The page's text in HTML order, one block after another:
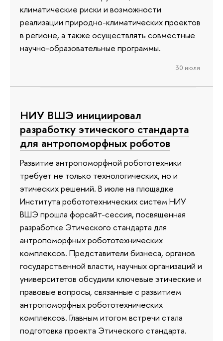
климатические риски и возможности
реализации природно-климатических проектов
в регионе, а также осуществлять совместные
научно-образовательные программы.
30 июля
НИУ ВШЭ инициировал
разработку этического стандарта
для антропоморфных роботов
Развитие антропоморфной робототехники
требует не только технологических, но и
этических решений. В июле на площадке
Института робототехнических систем НИУ
ВШЭ прошла форсайт-сессия, посвященная
разработке Этического стандарта для
антропоморфных робототехнических
комплексов. Представители бизнеса, органов
государственной власти, научных организаций и
университетов обсудили ключевые этические и
правовые вопросы, связанные с развитием
антропоморфных робототехнических
комплексов. Главным итогом встречи стала
подготовка проекта Этического стандарта.